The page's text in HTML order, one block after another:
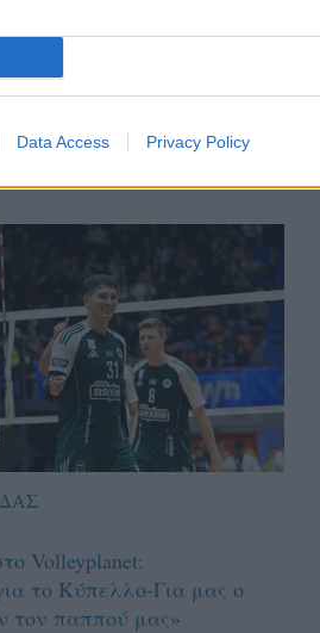
Data Access Privacy Policy
Volleyplanet:
το Κύπελλο-Για μας ο
τον παππού μας»